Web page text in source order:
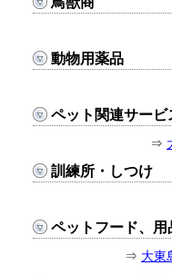
動物用薬品
ペット関連サービ
⇒
訓練所・しつけ
ペットフード、用
⇒ 大東